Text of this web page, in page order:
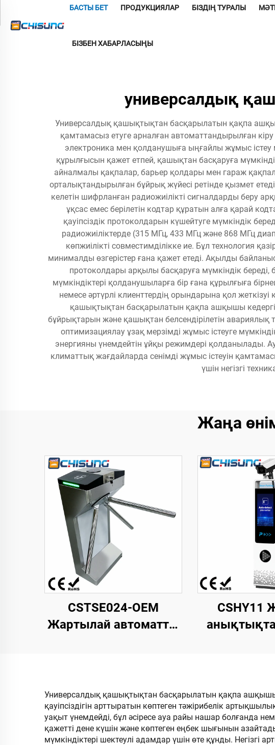
БАСТЫ БЕТ ПРОДУКЦИЯЛАР БІЗДІҢ ТУРАЛЫ
БІЗБЕН ХАБАРЛАСЫҢЫ
универсалдық
Универсалдық қашықтықтан басқарылатын қақпа
қамтамасыз етуге арналған автоматтандырылған
электроника мен қолданушыға ыңғайлы жұмыс істеу
құрылғысын қажет етпей, қашықтан басқаруға
айналмалы қақпалар, барьер қолдары мен гараж
орталықтандырылған бұйрық жүйесі ретінде қызмет
келетін шифрланған радиожиілікті сигналдарды беру
ұқсас емес берілетін кодтар құратын алға қарай
қауіпсіздік протоколдарын күшейтуге мүмкіндік
радиожиіліктерде (315 МГц, 433 МГц және 868 МГц
көпжиілікті совместимділікке ие. Бұл технология
минималды өзгерістер ғана қажет етеді. Ақылды
протоколдары арқылы басқаруға мүмкіндік береді,
мүмкіндіктері қолданушыларға бір ғана құрылғыға
немесе әртүрлі клиенттердің орындарына қол
қашықтықтан басқарылатын қақпа ашқышы
бұйрықтарын және қашықтан белсендірілетін
оптимизациялау ұзақ мерзімді жұмыс істеуге
энергияны үнемдейтін ұйқы режимдері қолданылады.
климаттық жағдайларда сенімді жұмыс істеуін
үшін негізгі
Жаңа
CSTSE024-OEM
Жартылай автоматты
мм ені х 980 мм биіктік
SUS304 материал
CSHY11
Универсалдық қашықтықтан басқарылатын қақпа ашқышы
қауіпсіздігін арттыратын көптеген тәжірибелік
уақыт үнемдейді, бұл әсіресе ауа райы нашар болғанда
қажетті дене күшін және көптеген еңбек шығынын
мүмкіндіктері шектеулі адамдар үшін өте құнды.